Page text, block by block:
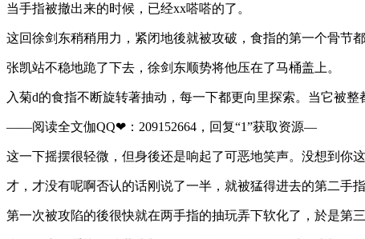
当手指被撤出来的时候，已经xx嗒嗒的了。
这回徐剑东稍稍用力，紧闭地後就被攻破，食指的第一个骨节都
张凯站不稳地跪了下去，徐剑东顺势将他压在了马桶盖上。
入菊d的食指不断旋转著抽动，每一下都更向里探索。当它被
——阅读全文伽QQ❤：209152664，回复“1”获取资源—​​​​
这一下摇摆很轻微，但身後还是响起了可恶地笑声。没想到你
才，才没有呢啊否认的话刚说了一半，就被猛得进去的第二手
第一次被攻陷的後很快就在两手指的抽玩弄下软化了，於是第